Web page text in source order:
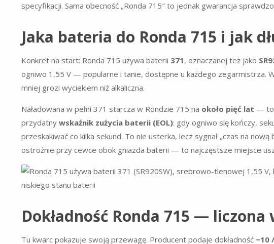
specyfikacji. Sama obecność „Ronda 715″ to jednak gwarancja
Jaka bateria do Ronda 715 i jak
Konkret na start: Ronda 715 używa baterii 371, oznaczanej też jako
ogniwo 1,55 V — popularne i tanie, dostępne u każdego zegarmistrza.
mniej grozi wyciekiem niż alkaliczna.
Naładowana w pełni 371 starcza w Rondzie 715 na około pięć lat — to
przydatny wskaźnik zużycia baterii (EOL): gdy ogniwo się kończy,
przeskakiwać co kilka sekund. To nie usterka, lecz sygnał „czas na
ostrożnie przy cewce obok gniazda baterii — to najczęstsze miejsce
Dokładność Ronda 715 — liczona
Tu kwarc pokazuje swoją przewagę. Producent podaje dokładność −10